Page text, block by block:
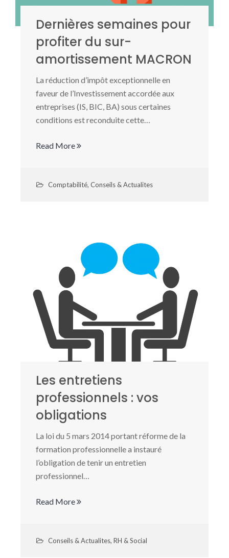
Dernières semaines pour
profiter du sur-
amortissement MACRON
La réduction d’impôt exceptionnelle en
faveur de l’Investissement accordée aux
entreprises (IS, BIC, BA) sous certaines
conditions est reconduite cette…
Read More
Comptabilité, Conseils & Actualites
Les entretiens
professionnels : vos
obligations
La loi du 5 mars 2014 portant réforme de la
formation professionnelle a instauré
l’obligation de tenir un entretien
professionnel…
Read More
Conseils & Actualites, RH & Social